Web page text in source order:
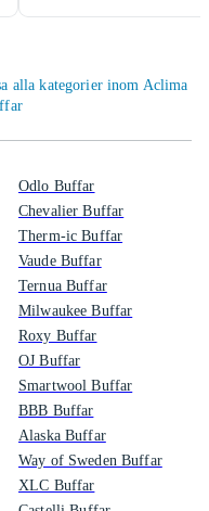
alla kategorier inom Aclima
Odlo Buffar
Chevalier Buffar
Therm-ic Buffar
Vaude Buffar
Ternua Buffar
Milwaukee Buffar
Roxy Buffar
OJ Buffar
Smartwool Buffar
BBB Buffar
Alaska Buffar
Way of Sweden Buffar
XLC Buffar